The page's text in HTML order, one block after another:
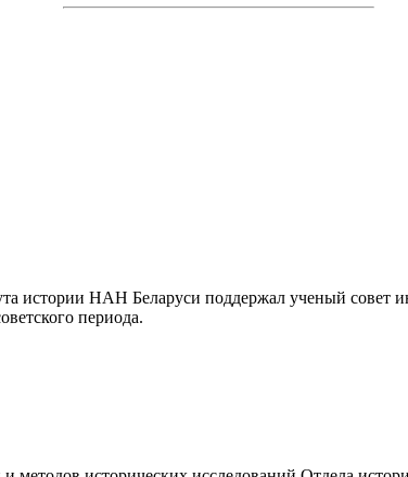
истории НАН Беларуси поддержал ученый совет
периода.